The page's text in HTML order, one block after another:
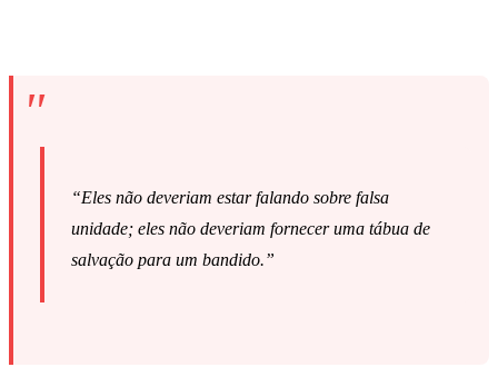
“Eles não deveriam estar falando sobre falsa
unidade; eles não deveriam fornecer uma tábua de
salvação para um bandido.”